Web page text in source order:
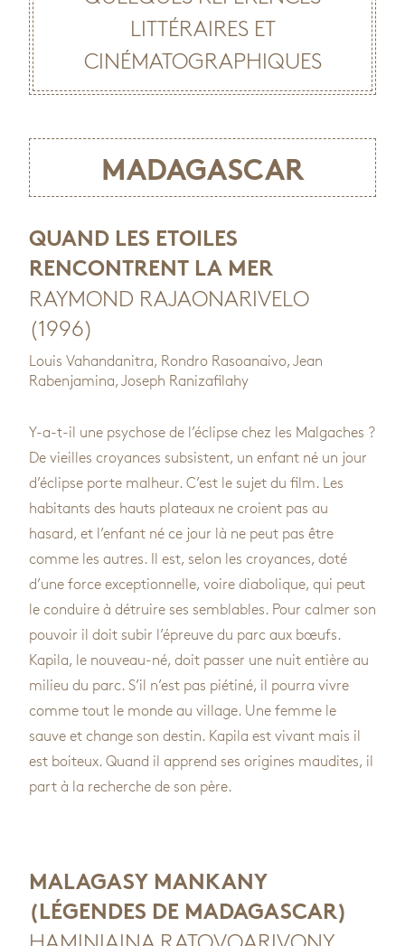
LITTÉRAIRES ET
CINÉMATOGRAPHIQUES
MADAGASCAR
QUAND LES ETOILES
RENCONTRENT LA MER
RAYMOND RAJAONARIVELO
(1996)
Louis Vahandanitra, Rondro Rasoanaivo, Jean
Rabenjamina, Joseph Ranizafilahy
Y-a-t-il une psychose de l’éclipse chez les Malgaches ?
De vieilles croyances subsistent, un enfant né un jour
d’éclipse porte malheur. C’est le sujet du film. Les
habitants des hauts plateaux ne croient pas au
hasard, et l’enfant né ce jour là ne peut pas être
comme les autres. Il est, selon les croyances, doté
d’une force exceptionnelle, voire diabolique, qui peut
le conduire à détruire ses semblables. Pour calmer son
pouvoir il doit subir l’épreuve du parc aux bœufs.
Kapila, le nouveau-né, doit passer une nuit entière au
milieu du parc. S’il n’est pas piétiné, il pourra vivre
comme tout le monde au village. Une femme le
sauve et change son destin. Kapila est vivant mais il
est boiteux. Quand il apprend ses origines maudites, il
part à la recherche de son père.
MALAGASY MANKANY
(LÉGENDES DE MADAGASCAR)